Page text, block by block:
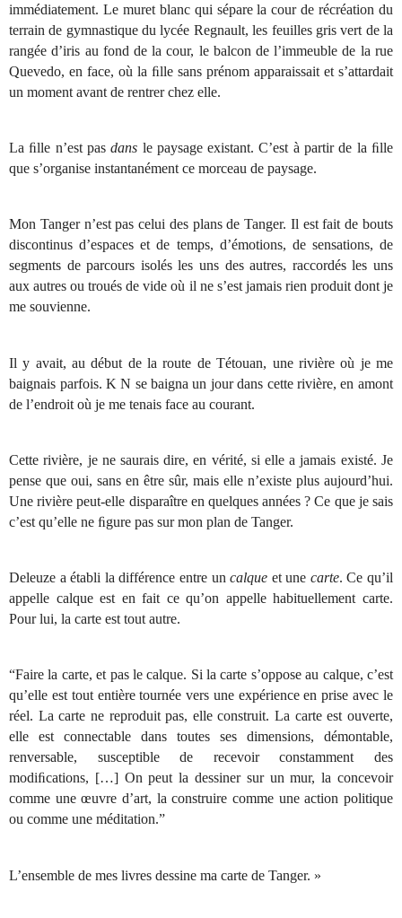
immédiatement. Le muret blanc qui sépare la cour de récréation du
terrain de gymnastique du lycée Regnault, les feuilles gris vert de la
rangée d’iris au fond de la cour, le balcon de l’immeuble de la rue
Quevedo, en face, où la ﬁlle sans prénom apparaissait et s’attardait
un moment avant de rentrer chez elle.
La ﬁlle n’est pasdans le paysage existant. C’est à partir de la ﬁlle
que s’organise instantanément ce morceau de paysage.
Mon Tanger n’est pas celui des plans de Tanger. Il est fait de bouts
discontinus d’espaces et de temps, d’émotions, de sensations, de
segments de parcours isolés les uns des autres, raccordés les uns
aux autres ou troués de vide où il ne s’est jamais rien produit dont je
me souvienne.
Il y avait, au début de la route de Tétouan, une rivière où je me
baignais parfois. K N se baigna un jour dans cette rivière, en amont
de l’endroit où je me tenais face au courant.
Cette rivière, je ne saurais dire, en vérité, si elle a jamais existé. Je
pense que oui, sans en être sûr, mais elle n’existe plus aujourd’hui.
Une rivière peut-elle disparaître en quelques années ? Ce que je sais
c’est qu’elle ne ﬁgure pas sur mon plan de Tanger.
Deleuze a établi la différence entre uncalque et une carte. Ce qu’il
appelle calque est en fait ce qu’on appelle habituellement carte.
Pour lui, la carte est tout autre.
“Faire la carte, et pas le calque. Si la carte s’oppose au calque, c’est
qu’elle est tout entière tournée vers une expérience en prise avec le
réel. La carte ne reproduit pas, elle construit. La carte est ouverte,
elle est connectable dans toutes ses dimensions, démontable,
renversable, susceptible de recevoir constamment des
modiﬁcations, […] On peut la dessiner sur un mur, la concevoir
comme une œuvre d’art, la construire comme une action politique
ou comme une méditation.”
L’ensemble de mes livres dessine ma carte de Tanger. »